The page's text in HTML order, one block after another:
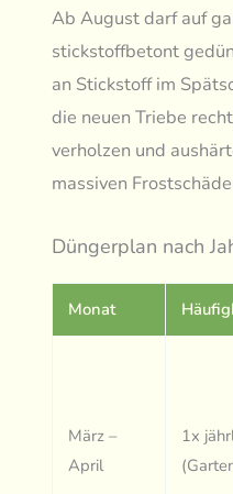
Ab August darf auf
stickstoffbetont
an Stickstoff im
die neuen Triebe
verholzen und
massiven
Düngerplan nach
Monat
März –
April
1x